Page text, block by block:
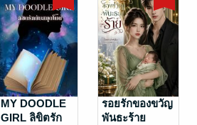
MY DOODLE
GIRL ลิขิตรัก
รอยรักของขวัญ
พันธะร้าย